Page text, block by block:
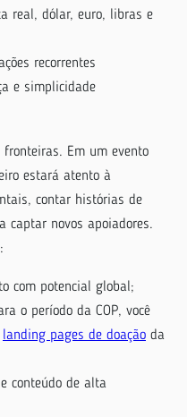
real, dólar, euro, libras e
recorrentes
e simplicidade
Em um evento
estará atento à
contar histórias de
captar novos apoiadores.
com potencial global;
o período da COP, você
landing pages de doação da
conteúdo de alta